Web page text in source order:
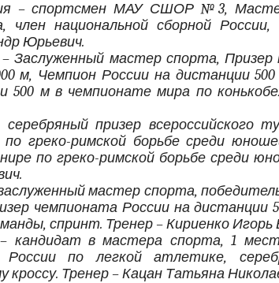
– спортсмен МАУ СШОР №3,
член национальной сборной
Юрьевич.
–Заслуженный мастер спорта, Призер
м, Чемпион России на дистанции
500 м в чемпионате мира по
серебряный призер всероссийского
по греко-римской борьбе среди
по греко-римской борьбе среди
мастер спорта,
чемпионата России на дистанции
спринт. Тренер – Кириенко Игорь
кандидат в мастера спорта, 1
по легкой атлетике,
кроссу. Тренер – Кацан Татьяна